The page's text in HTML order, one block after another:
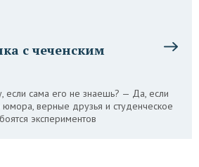
с чеченским
если сама его не знаешь? — Да, если
юмора, верные друзья и студенческое
экспериментов